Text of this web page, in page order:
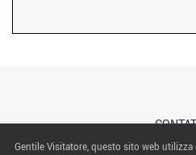
Gentile Visitatore, questo sito web